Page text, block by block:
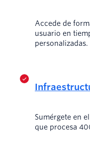
Accede de
usuario en
personalizadas.
Sumérgete en
que procesa